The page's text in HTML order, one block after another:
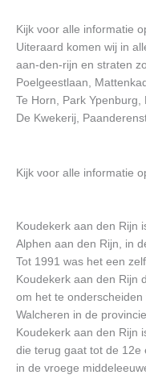
Kijk voor alle informatie
Uiteraard komen wij in
aan-den-rijn en straten
Poelgeestlaan,
Te Horn, Park Ypenburg,
De Kwekerij,
Kijk voor alle informatie
Koudekerk aan den Rijn
Alphen aan den Rijn, in
Tot 1991 was het een
Koudekerk aan den Rijn
om het te
Walcheren in de
Koudekerk aan den Rijn
die terug gaat tot de 12e
in de vroege